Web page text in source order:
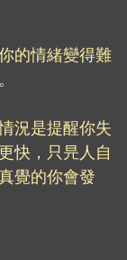
的情緒變得難
況是提醒你失
快，只㫕人自
覺的你會發